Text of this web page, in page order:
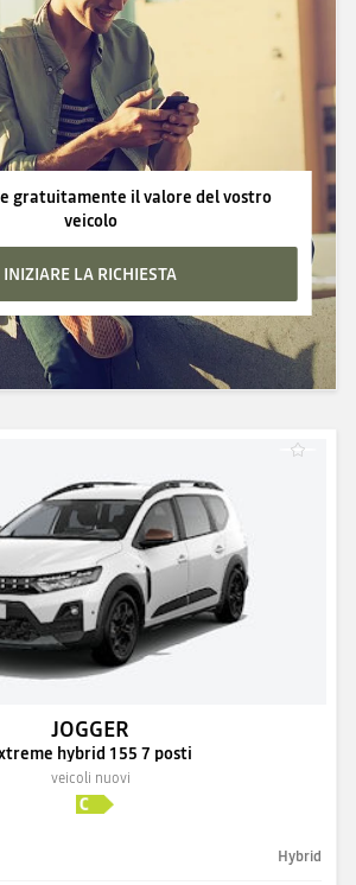
gratuitamente il valore del vostro
veicolo
INIZIARE LA RICHIESTA
JOGGER
hybrid 155 7 posti
veicoli nuovi
Hybrid